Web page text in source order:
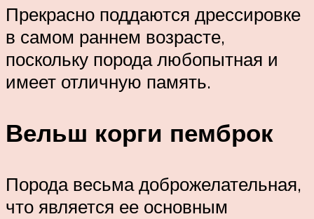
Прекрасно поддаются дрессировке
в самом раннем возрасте,
поскольку порода любопытная и
имеет отличную память.
Вельш корги пемброк
Порода весьма доброжелательная,
что является ее основным